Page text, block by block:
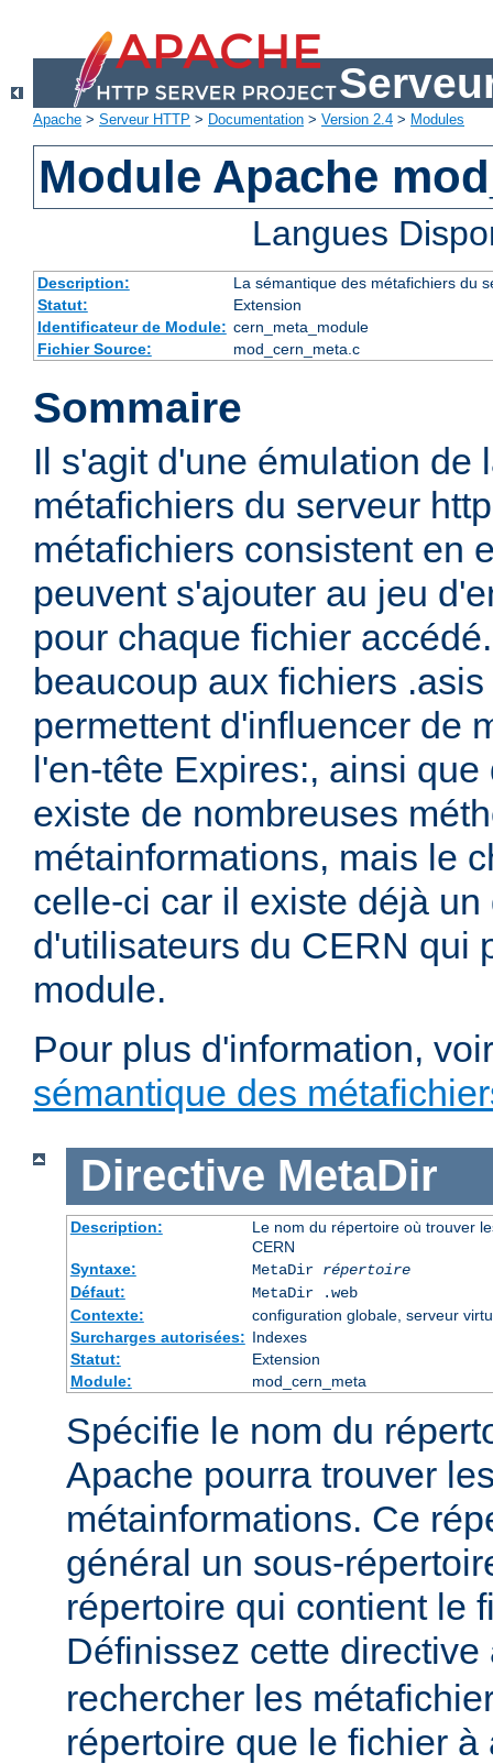
Apache > Serveur HTTP > Documentation > Version 2.4 > Modules
Module Apache
Langues
Description:
La sémantique des métafichiers du
Statut:
Extension
Identificateur de Module: cern_meta_module
Fichier Source:
mod_cern_meta.c
Sommaire
Il s'agit d'une émulation de
métafichiers du serveur
métafichiers consistent en
peuvent s'ajouter au jeu
pour chaque fichier
beaucoup aux fichiers
permettent d'influencer de
l'en-tête Expires:, ainsi
existe de nombreuses
métainformations, mais le
celle-ci car il existe déjà
d'utilisateurs du CERN qui
module.
Pour plus d'information,
sémantique des
Directive MetaDir
Description:
Le nom du répertoire où trouver
CERN
Syntaxe:
MetaDir répertoire
Défaut:
MetaDir .web
Contexte:
configuration globale, serveur
Surcharges autorisées: Indexes
Statut:
Extension
Module:
mod_cern_meta
Spécifie le nom du
Apache pourra trouver
métainformations. Ce
général un sous-
répertoire qui contient le
Définissez cette directive
rechercher les
répertoire que le fichier à